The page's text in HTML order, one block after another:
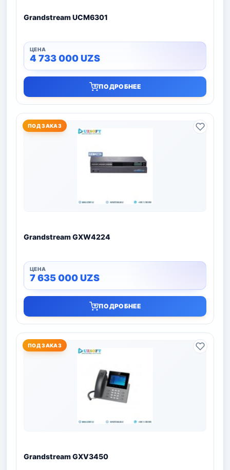
Grandstream UCM6301
4 733 000UZS
ПОДРОБНЕЕ
ПОД ЗАКАЗ
Grandstream GXW4224
7 635 000UZS
ПОДРОБНЕЕ
ПОД ЗАКАЗ
Grandstream GXV3450